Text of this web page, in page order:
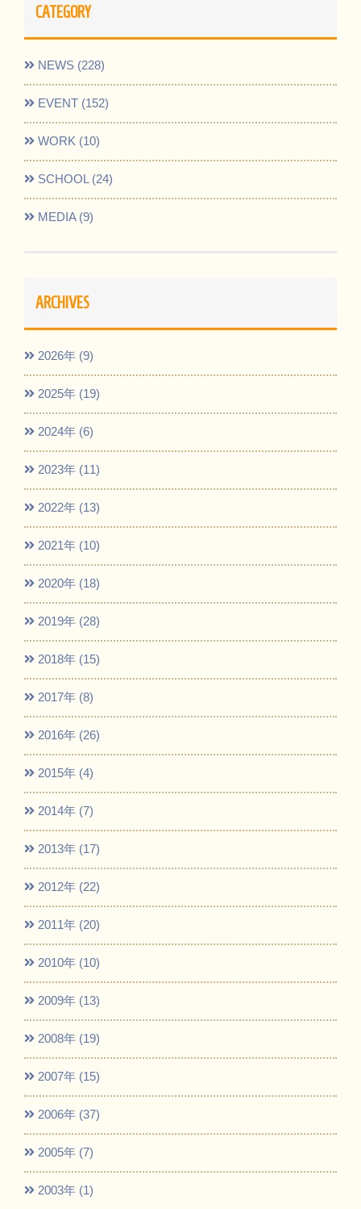
CATEGORY
NEWS (228)
EVENT (152)
WORK (10)
SCHOOL (24)
MEDIA (9)
ARCHIVES
2026年 (9)
2025年 (19)
2024年 (6)
2023年 (11)
2022年 (13)
2021年 (10)
2020年 (18)
2019年 (28)
2018年 (15)
2017年 (8)
2016年 (26)
2015年 (4)
2014年 (7)
2013年 (17)
2012年 (22)
2011年 (20)
2010年 (10)
2009年 (13)
2008年 (19)
2007年 (15)
2006年 (37)
2005年 (7)
2003年 (1)